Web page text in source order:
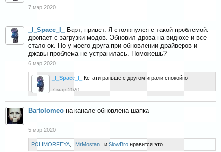
7 мар 2020
_I_Space_I_
Барт, привет. Я столкнулся с такой проблемой:
дропает с загрузки модов. Обновил дрова на видюхе и все
стало ок. Но у моего друга при обновлении драйверов и
джавы проблема не устранилась. Поможешь?
6 мар 2020
_I_Space_I_
Кстати раньше с другом играли спокойно
7 мар 2020
Bartolomeo на канале обновлена шапка
5 мар 2020
POLIMORFEYA _MrMostan_ и SlowBro нравится это.